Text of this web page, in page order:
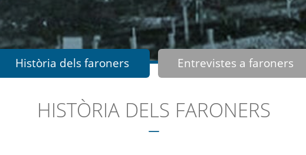
Història dels faroners Entrevistes a faroners
HISTÒRIA DELS FARONERS